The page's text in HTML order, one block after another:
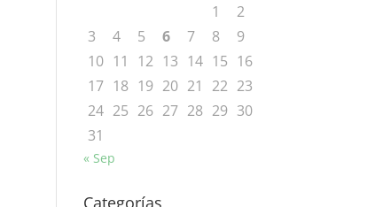
1
2
3
4 5 6 7 8
9
10 11 12 13 14 15 16
17 18 19 20 21 22 23
24 25 26 27 28 29 30
31
« Sep
Categorías